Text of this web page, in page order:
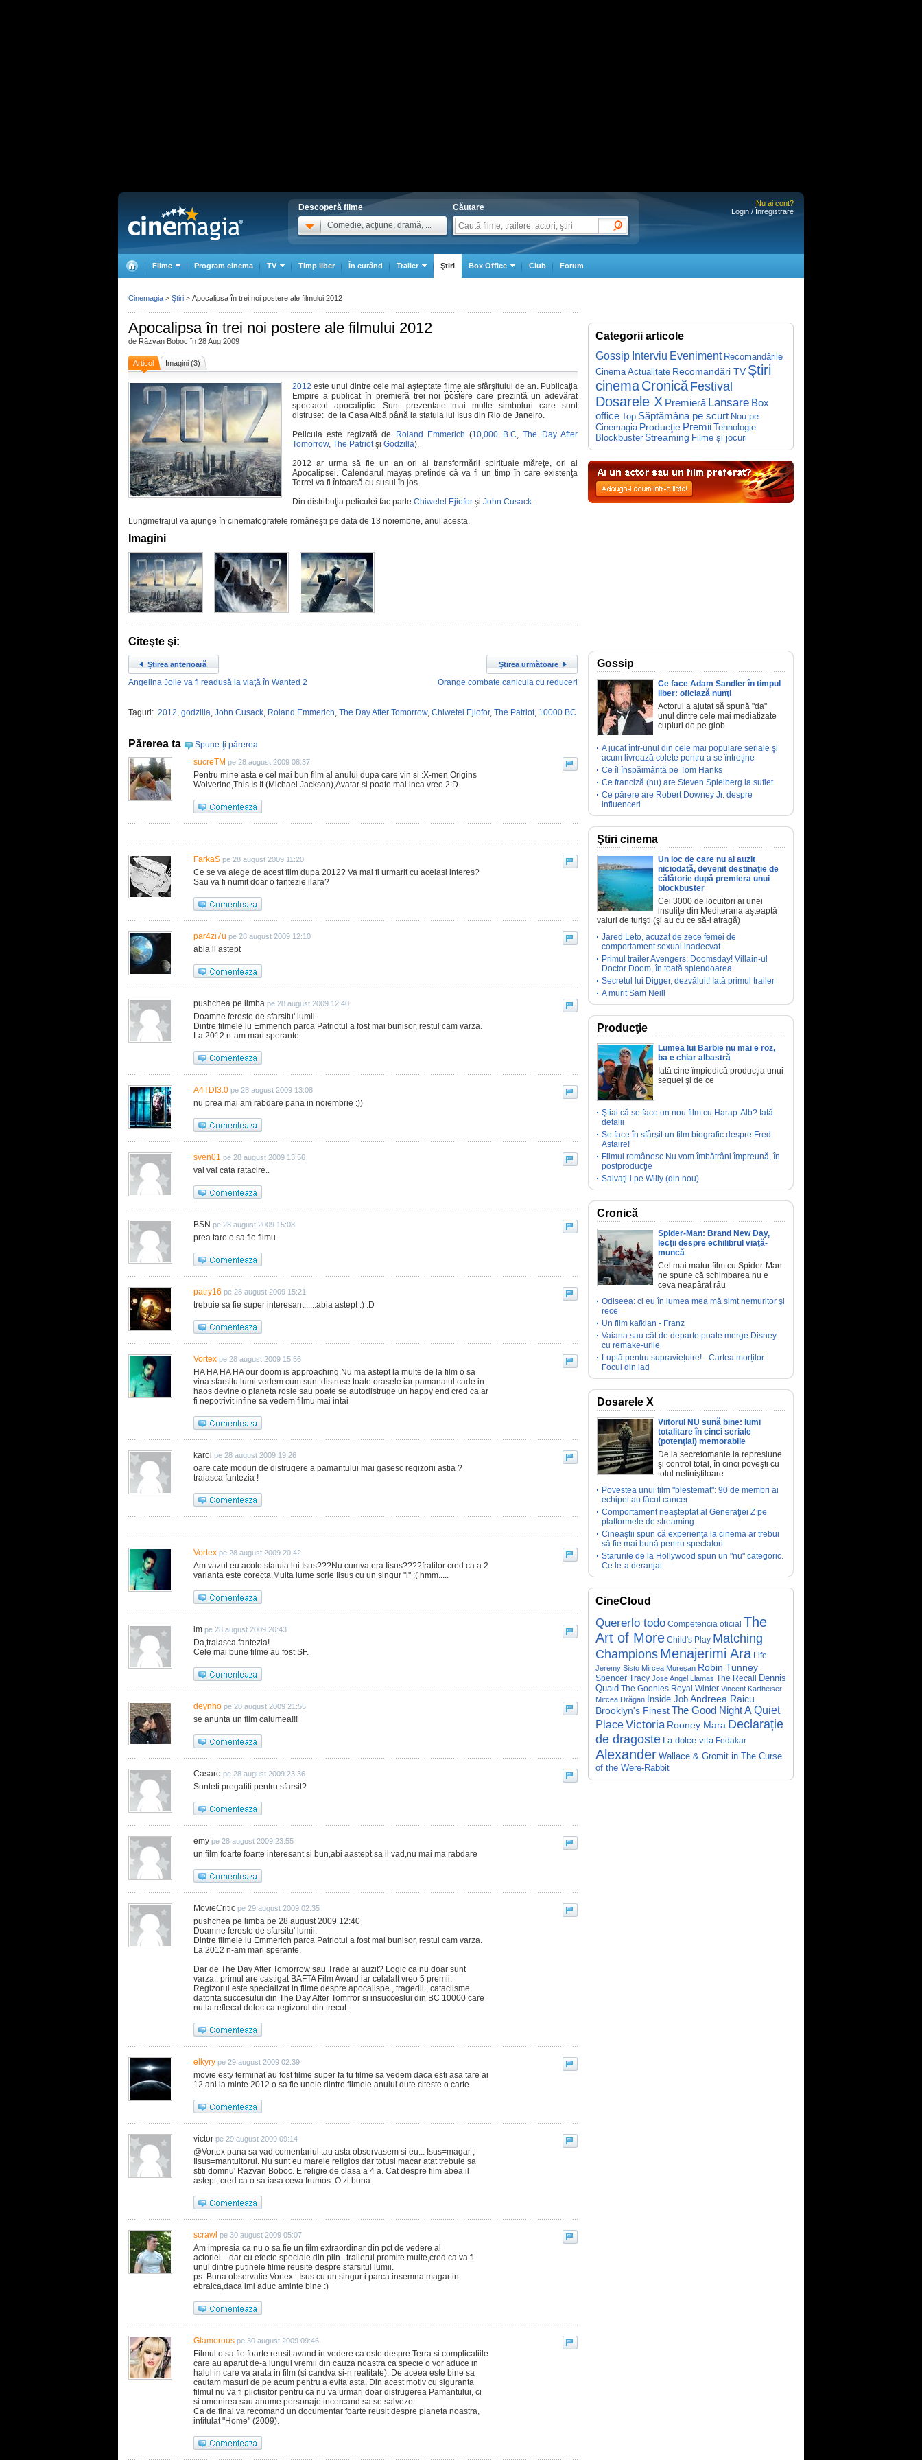
Descoperă filme
Comedie, acţiune, dramă, ...
Căutare
Nu ai cont?
Login / Înregistrare
Filme Program cinema TV Timp liber În curând Trailer Ştiri Box Office Club Forum
Apocalipsa în trei noi postere ale filmului 2012
de Răzvan Boboc în 28 Aug 2009
Articol Imagini (3)
2012 este unul dintre cele mai aşteptate filme ale sfârşitului de an. Publicaţia
Empire a publicat în premieră trei noi postere care prezintă un adevărat
spectacol apocaliptic. Sunt prezentate mai multe simboluri care sunt
distruse: de la Casa Albă până la statuia lui Isus din Rio de Janeiro.
Pelicula este regizată de
Roland Emmerich (10,000 B.C,The Day After
Tomorrow, The Patriotşi Godzilla).
2012 ar urma să fie un an ori al transformării spirituale măreţe, ori al
Apocalipsei. Calendarul mayaş pretinde că va fi un timp în care existenţa
Terrei va fi întoarsă cu susul în jos.
Din distribuţia peliculei fac parte Chiwetel Ejiofor şi John Cusack.
Lungmetrajul va ajunge în cinematografele româneşti pe data de 13 noiembrie, anul acesta.
Imagini
Citeşte şi:
Ştirea anterioară
Angelina Jolie va fi readusă la viaţă în Wanted 2
Ştirea următoare
Orange combate canicula cu reduceri
Taguri: 2012, godzilla, John Cusack, Roland Emmerich, The Day After Tomorrow, Chiwetel Ejiofor, The Patriot, 10000 BC
Părerea ta
Spune-ţi părerea
sucreTM pe 28 august 2009 08:37
Pentru mine asta e cel mai bun film al anului dupa care vin si :X-men Origins
Wolverine,This Is It (Michael Jackson),Avatar si poate mai inca vreo 2:D
FarkaS pe 28 august 2009 11:20
Ce se va alege de acest film dupa 2012? Va mai fi urmarit cu acelasi interes?
Sau va fi numit doar o fantezie ilara?
par4zi7u pe 28 august 2009 12:10
abia il astept
pushchea pe limba pe 28 august 2009 12:40
Doamne fereste de sfarsitu' lumii.
Dintre filmele lu Emmerich parca Patriotul a fost mai bunisor, restul cam varza.
La 2012 n-am mari sperante.
A4TDI3.0 pe 28 august 2009 13:08
nu prea mai am rabdare pana in noiembrie :))
sven01 pe 28 august 2009 13:56
vai vai cata ratacire..
BSN pe 28 august 2009 15:08
prea tare o sa fie filmu
patry16 pe 28 august 2009 15:21
trebuie sa fie super interesant......abia astept :) :D
Vortex pe 28 august 2009 15:56
HA HA HA HA our doom is approaching.Nu ma astept la multe de la film o sa
vina sfarsitu lumi vedem cum sunt distruse toate orasele iar pamanatul cade in
haos devine o planeta rosie sau poate se autodistruge un happy end cred ca ar
fi nepotrivit infine sa vedem filmu mai intai
karol pe 28 august 2009 19:26
oare cate moduri de distrugere a pamantului mai gasesc regizorii astia ?
traiasca fantezia !
Vortex pe 28 august 2009 20:42
Am vazut eu acolo statuia lui Isus???Nu cumva era Iisus????fratilor cred ca a 2
varianta este corecta.Multa lume scrie Iisus cu un singur "i" :( hmm.....
lm pe 28 august 2009 20:43
Da,traiasca fantezia!
Cele mai bune filme au fost SF.
deynho pe 28 august 2009 21:55
se anunta un film calumea!!!
Casaro pe 28 august 2009 23:36
Sunteti pregatiti pentru sfarsit?
emy pe 28 august 2009 23:55
un film foarte foarte interesant si bun,abi aastept sa il vad,nu mai ma rabdare
MovieCritic pe 29 august 2009 02:35
pushchea pe limba pe 28 august 2009 12:40
Doamne fereste de sfarsitu' lumii.
Dintre filmele lu Emmerich parca Patriotul a fost mai bunisor, restul cam varza.
La 2012 n-am mari sperante.
Dar de The Day After Tomorrow sau Trade ai auzit? Logic ca nu doar sunt
varza.. primul are castigat BAFTA Film Award iar celalalt vreo 5 premii.
Regizorul este specializat in filme despre apocalispe , tragedii , cataclisme
datorita succesului din The Day After Tomrror si insucceslui din BC 10000 care
nu la reflecat deloc ca regizorul din trecut.
elkyry pe 29 august 2009 02:39
movie esty terminat au fost filme super fa tu filme sa vedem daca esti asa tare ai
12 ani la minte 2012 o sa fie unele dintre filmele anului dute citeste o carte
victor pe 29 august 2009 09:14
@Vortex pana sa vad comentariul tau asta observasem si eu... Isus=magar ;
Iisus=mantuitorul. Nu sunt eu marele religios dar totusi macar atat trebuie sa
stiti domnu' Razvan Boboc. E religie de clasa a 4 a. Cat despre film abea il
astept, cred ca o sa iasa ceva frumos. O zi buna
scrawl pe 30 august 2009 05:07
Am impresia ca nu o sa fie un film extraordinar din pct de vedere al
actoriei....dar cu efecte speciale din plin...trailerul promite multe,cred ca va fi
unul dintre putinele filme reusite despre sfarsitul lumii.
ps: Buna observatie Vortex...Isus cu un singur i parca insemna magar in
ebraica,daca imi aduc aminte bine :)
Glamorous pe 30 august 2009 09:46
Filmul o sa fie foarte reusit avand in vedere ca este despre Terra si complicatiile
care au aparut de-a lungul vremii din cauza noastra ca specie o vor aduce in
halul in care va arata in film (si candva si-n realitate). De aceea este bine sa
cautam masuri de pe acum pentru a evita asta. Din acest motiv cu siguranta
filmul nu va fi plictisitor pentru ca nu va urmari doar distrugerea Pamantului, ci
si omenirea sau anume personaje incercand sa se salveze.
Ca de final va recomand un documentar foarte reusit despre planeta noastra,
intitulat "Home" (2009).
Categorii articole
Gossip Interviu Eveniment Recomandările
Cinema Actualitate Recomandări TV Ştiri
cinemaCronicăFestival
Dosarele X Premieră Lansare Box
office Top Săptămâna pe scurt Nou pe
Cinemagia Producţie Premii Tehnologie
Blockbuster Streaming Filme și jocuri
Gossip
Ce face Adam Sandler în timpul
liber: oficiază nunţi
Actorul a ajutat să spună "da"
unul dintre cele mai mediatizate
cupluri de pe glob
A jucat într-unul din cele mai populare seriale şi
acum livrează colete pentru a se întreţine
Ce îl înspăimântă pe Tom Hanks
Ce franciză (nu) are Steven Spielberg la suflet
Ce părere are Robert Downey Jr. despre
influenceri
Ştiri cinema
Un loc de care nu ai auzit
niciodată, devenit destinaţie de
călătorie după premiera unui
blockbuster
Cei 3000 de locuitori ai unei
insuliţe din Mediterana aşteaptă
valuri de turişti (şi au cu ce să-i atragă)
Jared Leto, acuzat de zece femei de
comportament sexual inadecvat
Primul trailer Avengers: Doomsday! Villain-ul
Doctor Doom, în toată splendoarea
Secretul lui Digger, dezvăluit! Iată primul trailer
A murit Sam Neill
Producţie
Lumea lui Barbie nu mai e roz,
ba e chiar albastră
Iată cine împiedică producţia unui
sequel şi de ce
Ştiai că se face un nou film cu Harap-Alb? Iată
detalii
Se face în sfârşit un film biografic despre Fred
Astaire!
Filmul românesc Nu vom îmbătrâni împreună, în
postproducţie
Salvaţi-l pe Willy (din nou)
Cronică
Spider-Man: Brand New Day,
lecţii despre echilibrul viaţă-
muncă
Cel mai matur film cu Spider-Man
ne spune că schimbarea nu e
ceva neapărat rău
Odiseea: ci eu în lumea mea mă simt nemuritor şi
rece
Un film kafkian - Franz
Vaiana sau cât de departe poate merge Disney
cu remake-urile
Luptă pentru supraviețuire! - Cartea morților:
Focul din iad
Dosarele X
Viitorul NU sună bine: lumi
totalitare în cinci seriale
(potenţial) memorabile
De la secretomanie la represiune
şi control total, în cinci poveşti cu
totul neliniştitoare
Povestea unui film "blestemat": 90 de membri ai
echipei au făcut cancer
Comportament neaşteptat al Generaţiei Z pe
platformele de streaming
Cineaştii spun că experienţa la cinema ar trebui
să fie mai bună pentru spectatori
Starurile de la Hollywood spun un "nu" categoric.
Ce le-a deranjat
CineCloud
Quererlo todo Competencia oficial The
Art of More Child's Play Matching
ChampionsMenajerimi Ara Life
Jeremy Sisto Mircea Mureșan Robin Tunney
Spencer Tracy Jose Angel Llamas The Recall
Dennis
Quaid The Goonies Royal Winter Vincent Kartheiser
Mircea Drăgan Inside Job Andreea Raicu
Brooklyn's FinestThe Good NightA Quiet
PlaceVictoria Rooney Mara Declarație
de dragoste La dolce vita Fedakar
Alexander Wallace & Gromit in The Curse
of the Were-Rabbit
Cinemagia > Ştiri > Apocalipsa în trei noi postere ale filmului 2012